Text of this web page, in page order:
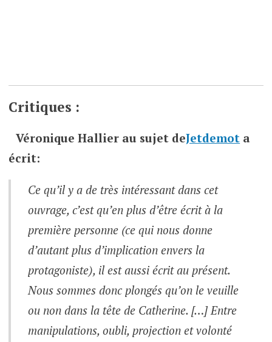
Critiques :
Véronique Hallier au sujet deJetdemot a
écrit:
Ce qu’il y a de très intéressant dans cet
ouvrage, c’est qu’en plus d’être écrit à la
première personne (ce qui nous donne
d’autant plus d’implication envers la
protagoniste), il est aussi écrit au présent.
Nous sommes donc plongés qu’on le veuille
ou non dans la tête de Catherine. […] Entre
manipulations, oubli, projection et volonté